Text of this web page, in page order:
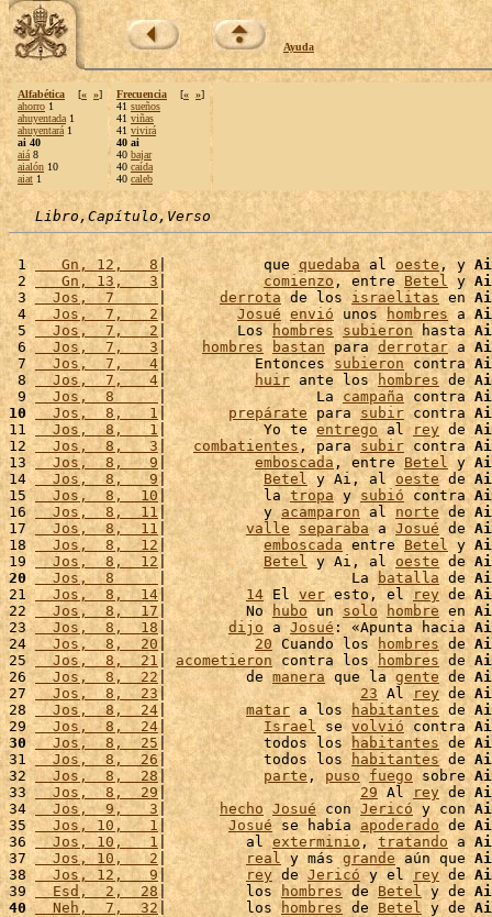
Ayuda
Alfabética [« »]
ahorro 1
ahuyentada 1
ahuyentará 1
ai 40
aiá 8
aialón 10
aiat 1
Frecuencia [« »]
41 sueños
41 viñas
41 vivirá
40 ai
40 bajar
40 caída
40 caleb
Libro,Capítulo,Verso
1
   Gn, 12,   8
|           que quedaba al oeste, y Ai
2
   Gn, 13,   3
| comienzo, entre Betel y Ai
3
  Jos,  7
| derrota de los israelitas en Ai
4
  Jos,  7,   2
| Josué envió unos hombres a Ai
5
  Jos,  7,   2
|        Los hombres subieron hasta Ai
6
  Jos,  7,   3
| hombres bastan para derrotar a Ai
7
  Jos,  7,   4
|          Entonces subieron contra Ai
8
  Jos,  7,   4
| huir ante los hombres de Ai
9
  Jos,  8
|                 La campaña contra Ai
10
  Jos,  8,   1
| prepárate para subir contra Ai
11
  Jos,  8,   1
|           Yo te entrego al rey de Ai
12
  Jos,  8,   3
| combatientes , para subir contra Ai
13
  Jos,  8,   9
| emboscada , entre Betel y Ai
14
  Jos,  8,   9
| Betel y Ai, al oeste de Ai
15
  Jos,  8,  10
|           la tropa y subió contra Ai
16
  Jos,  8,  11
|           y acamparon al norte de Ai
17
  Jos,  8,  11
| valle separaba a Josué de Ai
18
  Jos,  8,  12
| emboscada entre Betel y Ai
19
  Jos,  8,  12
| Betel y Ai, al oeste de Ai
20
  Jos,  8
|                     La batalla de Ai
21
  Jos,  8,  14
| 14 El ver esto, el rey de Ai
22
  Jos,  8,  17
|         No hubo un solo hombre en Ai
23
  Jos,  8,  18
| dijo a Josué: «Apunta hacia Ai
24
  Jos,  8,  20
| 20 Cuando los hombres de Ai
25
  Jos,  8,  21
acometieron contra los hombres de Ai
26
  Jos,  8,  22
|         de manera que la gente de Ai
27
  Jos,  8,  23
| 23 Al rey de Ai
28
  Jos,  8,  24
| matar a los habitantes de Ai
29
  Jos,  8,  24
| Israel se volvió contra Ai
30
  Jos,  8,  25
|           todos los habitantes de Ai
31
  Jos,  8,  26
|           todos los habitantes de Ai
32
  Jos,  8,  28
| parte , puso fuego sobre Ai
33
  Jos,  8,  29
| 29 Al rey de Ai
34
  Jos,  9,   3
| hecho Josué con Jericó y con Ai
35
  Jos, 10,   1
| Josué se había apoderado de Ai
36
  Jos, 10,   1
|         al exterminio , tratando a Ai
37
  Jos, 10,   2
| real y más grande aún que Ai
38
  Jos, 12,   9
| rey de Jericó y el rey de Ai
39
  Esd,  2,  28
|         los hombres de Betel y de Ai
40
  Neh,  7,  32
|         los hombres de Betel y de Ai